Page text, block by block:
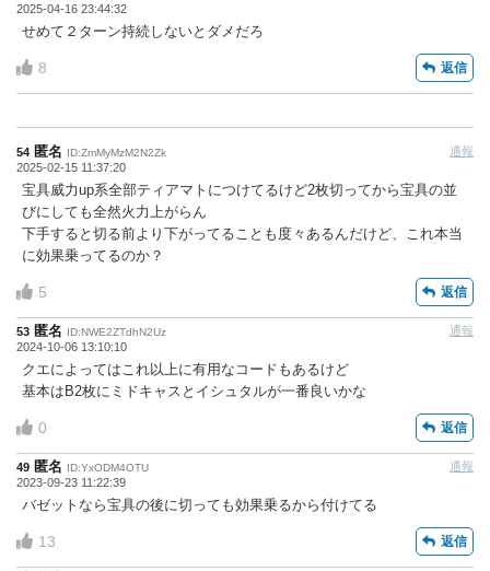
2025-04-16 23:44:32
せめて２ターン持続しないとダメだろ
8 返信
54 匿名 ID:ZmMyMzM2N2Zk
2025-02-15 11:37:20
通報
宝具威力up系全部ティアマトにつけてるけど2枚切ってから宝具の並
びにしても全然火力上がらん
下手すると切る前より下がってることも度々あるんだけど、これ本当
に効果乗ってるのか？
5 返信
53 匿名 ID:NWE2ZTdhN2Uz
2024-10-06 13:10:10
通報
クエによってはこれ以上に有用なコードもあるけど
基本はB2枚にミドキャスとイシュタルが一番良いかな
0 返信
49 匿名 ID:YxODM4OTU
2023-09-23 11:22:39
通報
バゼットなら宝具の後に切っても効果乗るから付けてる
13 返信